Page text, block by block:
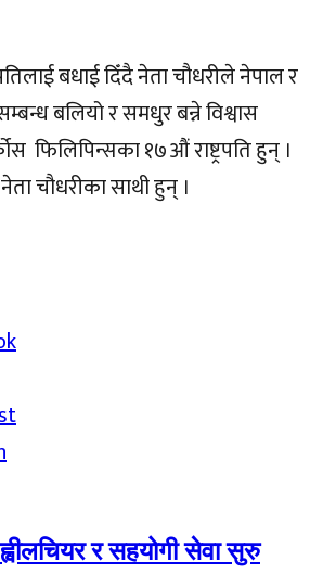
बधाई दिँदै नेता चौधरीले नेपाल र
बलियो र समधुर बन्ने विश्वास
फिलिपिन्सका १७औं राष्ट्रपति हुन् ।
चौधरीका साथी हुन् ।
र सहयोगी सेवा सुरु